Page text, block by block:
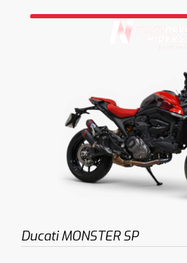
Ducati MONSTER SP